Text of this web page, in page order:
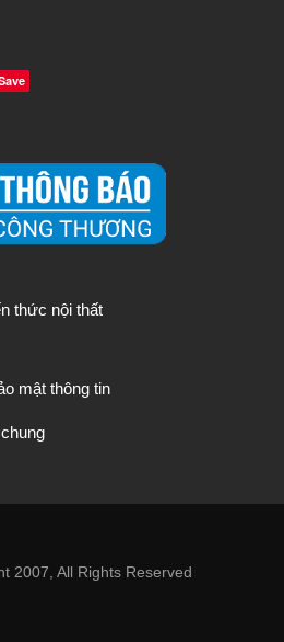
thức nội thất
mật thông tin
2007, All Rights Reserved